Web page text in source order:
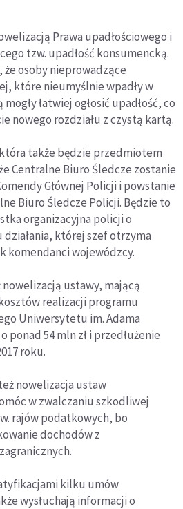
Prawa upadłościowego i
tzw. upadłość konsumencką.
osoby nieprowadzące
które nieumyślnie wpadły w
łatwiej ogłosić upadłość, co
nowego rozdziału z czystą kartą.
także będzie przedmiotem
Centralne Biuro Śledcze zostanie
Głównej Policji i powstanie
Biuro Śledcze Policji. Będzie to
organizacyjna policji o
której szef otrzyma
komendanci wojewódzcy.
ustawy, mającą
realizacji programu
Uniwersytetu im. Adama
ponad 54 mln zł i przedłużenie
roku.
nowelizacja ustaw
w zwalczaniu szkodliwej
rajów podatkowych, bo
dochodów z
kilku umów
wysłuchają informacji o